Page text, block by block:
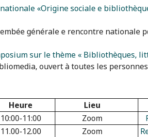
«Origine sociale e
générale e rencontre nationale
sur le thème « Bibliothèques,
ouvert à toutes les
Heure Lieu
10:00-11:00 Zoom
11.00-12.00 Zoom